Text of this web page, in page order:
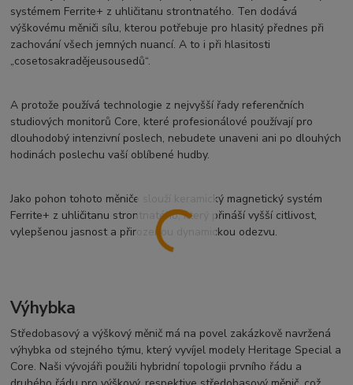
systémem Ferrite+ z uhličitanu strontnatého. Ten dodává
výškovému měniči sílu, kterou potřebuje pro hlasitý přednes při
zachování všech jemných nuancí. A to i při hlasitosti
„cosetosakradějeusousedů“.
A protože používá technologie z nejvyšší řady referenčních
studiových monitorů Core, které profesionálové používají pro
dlouhodobý intenzivní poslech, nebudete unaveni ani po dlouhých
hodinách poslechu vaší oblíbené hudby.
Jako pohon tohoto měniče slouží keramický magnetický systém
Ferrite+ z uhličitanu strontnatého, který přináší vyšší citlivost,
vylepšenou jasnost a přirozenou dynamickou odezvu.
Výhybka
Středobasový a výškový měnič má na povel zakázkově navržená
výhybka od stejného týmu, který vyvíjel modely Heritage Special a
Core. Naši vývojáři použili hybridní topologii prvního řádu a